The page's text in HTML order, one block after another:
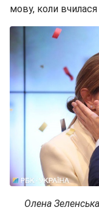
мову, коли вчилася
Олена